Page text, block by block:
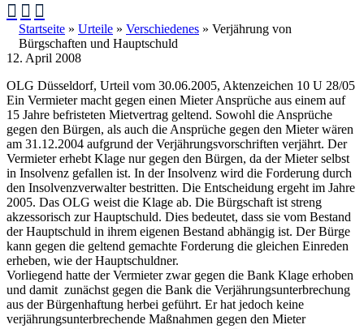
  
Startseite » Urteile » Verschiedenes » Verjährung von
Bürgschaften und Hauptschuld
12. April 2008
OLG Düsseldorf, Urteil vom 30.06.2005, Aktenzeichen 10 U 28/05
Ein Vermieter macht gegen einen Mieter Ansprüche aus einem auf
15 Jahre befristeten Mietvertrag geltend. Sowohl die Ansprüche
gegen den Bürgen, als auch die Ansprüche gegen den Mieter wären
am 31.12.2004 aufgrund der Verjährungsvorschriften verjährt. Der
Vermieter erhebt Klage nur gegen den Bürgen, da der Mieter selbst
in Insolvenz gefallen ist. In der Insolvenz wird die Forderung durch
den Insolvenzverwalter bestritten. Die Entscheidung ergeht im Jahre
2005. Das OLG weist die Klage ab. Die Bürgschaft ist streng
akzessorisch zur Hauptschuld. Dies bedeutet, dass sie vom Bestand
der Hauptschuld in ihrem eigenen Bestand abhängig ist. Der Bürge
kann gegen die geltend gemachte Forderung die gleichen Einreden
erheben, wie der Hauptschuldner.
Vorliegend hatte der Vermieter zwar gegen die Bank Klage erhoben
und damit zunächst gegen die Bank die Verjährungsunterbrechung
aus der Bürgenhaftung herbei geführt. Er hat jedoch keine
verjährungsunterbrechende Maßnahmen gegen den Mieter